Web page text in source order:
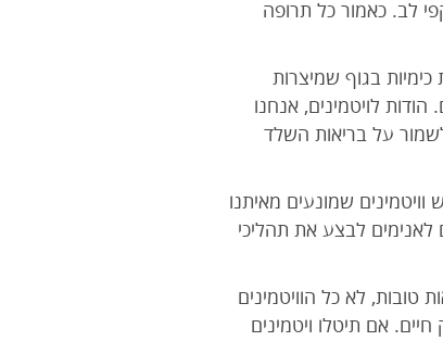
סתימת עורקים והתקפי לב. כאמור כל תרופה
בגוף שמיצרות
לויטמינים, אנחנו
לשמור על בריאות השלד
שמונעים מאיתנו
לאנימים לבצע את תהליכי
לא כל הוויטמינים
אם תיטלו ויטמינים